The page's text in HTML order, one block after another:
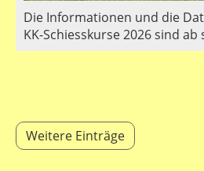
Die Informationen und die
KK-Schiesskurse 2026 sind
Weitere Einträge